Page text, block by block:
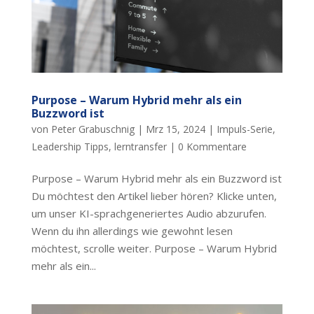
Purpose – Warum Hybrid mehr als ein
Buzzword ist
von Peter Grabuschnig| Mrz 15, 2024| Impuls-Serie,
Leadership Tipps, lerntransfer| 0 Kommentare
Purpose – Warum Hybrid mehr als ein Buzzword ist
Du möchtest den Artikel lieber hören? Klicke unten,
um unser KI-sprachgeneriertes Audio abzurufen.
Wenn du ihn allerdings wie gewohnt lesen
möchtest, scrolle weiter. Purpose – Warum Hybrid
mehr als ein...